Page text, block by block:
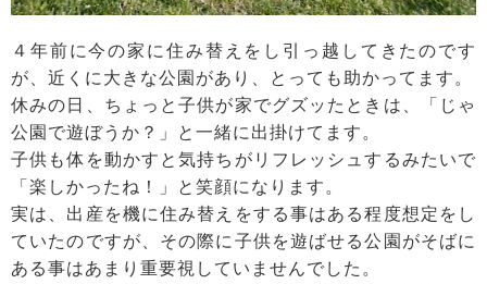
４年前に今の家に住み替えをし引っ越してきたのです
が、近くに大きな公園があり、とっても助かってます。
休みの日、ちょっと子供が家でグズッたときは、「じゃ
公園で遊ぼうか？」と一緒に出掛けてます。
子供も体を動かすと気持ちがリフレッシュするみたいで
「楽しかったね！」と笑顔になります。
実は、出産を機に住み替えをする事はある程度想定をし
ていたのですが、その際に子供を遊ばせる公園がそばに
ある事はあまり重要視していませんでした。